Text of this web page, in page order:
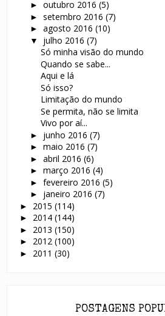
► outubro 2016 (5)
► setembro 2016 (7)
► agosto 2016 (10)
▼ julho 2016 (7)
Só minha visão do mundo
Quando se sabe...
Aqui e lá
Só isso?
Limitação do mundo
Se permita, não se limita
Vivo por aí...
► junho 2016 (7)
► maio 2016 (7)
► abril 2016 (6)
► março 2016 (4)
► fevereiro 2016 (5)
► janeiro 2016 (7)
► 2015(114)
► 2014(144)
► 2013(150)
► 2012(100)
► 2011(30)
POSTAGENS